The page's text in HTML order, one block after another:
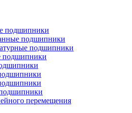
подшипники
подшипники
подшипники
подшипники
перемещения